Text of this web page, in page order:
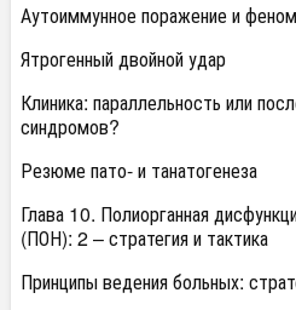
Аутоиммунное поражение и
Ятрогенный двойной удар
Клиника: параллельность или
синдромов?
Резюме пато- и танатогенеза
Глава 10. Полиорганная
(ПОН): 2 – стратегия и тактика
Принципы ведения больных: